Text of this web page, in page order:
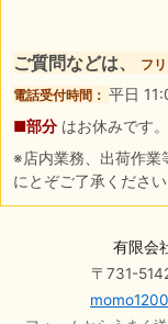
ご質問などは、
フ
電話受付時間： 平日
■部分 はお休みです
※店内業務、出荷作業
にとぞご了承ください
有限会
〒731-